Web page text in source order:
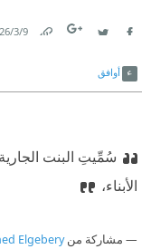
9‏/3‏/2026
أوافق
سُمِّيتِ البنت
الأبناء،
مشاركة منElgebery